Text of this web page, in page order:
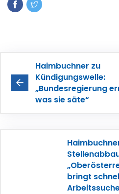
Haimbuchner zu
Kündigungswelle:
„Bundesregierung
was sie säte“
bringt